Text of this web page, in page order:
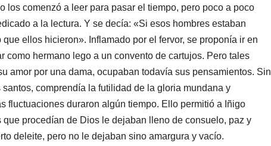
los comenzó a leer para pasar el tiempo, pero poco a poco
a la lectura. Y se decía: «Si esos hombres estaban
ellos hicieron». Inflamado por el fervor, se proponía ir en
hermano lego a un convento de cartujos. Pero tales
amor por una dama, ocupaban todavía sus pensamientos. Sin
comprendía la futilidad de la gloria mundana y
fluctuaciones duraron algún tiempo. Ello permitió a Iñigo
procedían de Dios le dejaban lleno de consuelo, paz y
deleite, pero no le dejaban sino amargura y vacío.